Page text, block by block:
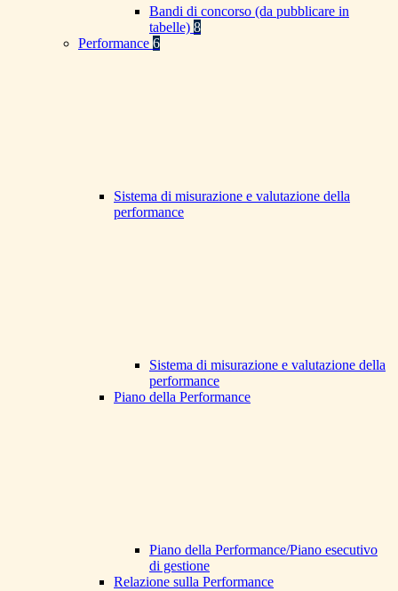
Bandi di concorso (da pubblicare in
tabelle) 8
Performance 6
Sistema di misurazione e valutazione della
performance
Sistema di misurazione e valutazione della
performance
Piano della Performance
Piano della Performance/Piano esecutivo
di gestione
Relazione sulla Performance